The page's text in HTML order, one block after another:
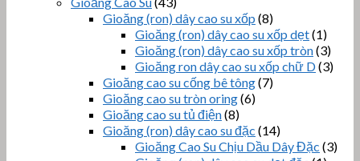
Gioăng (ron) dây cao su xốp (8)
Gioăng (ron) dây cao su xốp dẹt(1)
Gioăng (ron) dây cao su xốp tròn(3)
Gioăng ron dây cao su xốp chữ D(3)
Gioăng cao su cống bê tông(7)
Gioăng cao su tròn oring(6)
Gioăng cao su tủ điện(8)
Gioăng (ron) dây cao su đặc (14)
Gioăng Cao Su Chịu Dầu Dây Đặc (3)